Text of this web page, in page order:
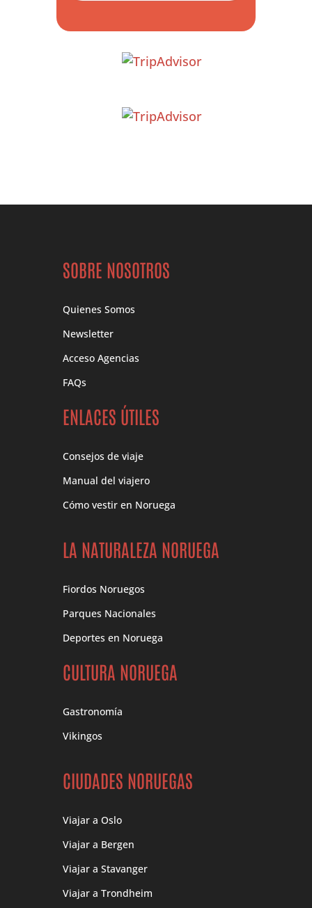
SOBRE NOSOTROS
Quienes Somos
Newsletter
Acceso Agencias
FAQs
ENLACES ÚTILES
Consejos de viaje
Manual del viajero
Cómo vestir en Noruega
LA NATURALEZA NORUEGA
Fiordos Noruegos
Parques Nacionales
Deportes en Noruega
CULTURA NORUEGA
Gastronomía
Vikingos
CIUDADES NORUEGAS
Viajar a Oslo
Viajar a Bergen
Viajar a Stavanger
Viajar a Trondheim